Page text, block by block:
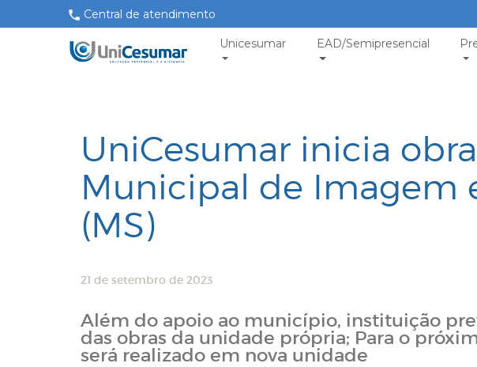
Central de atendimento
Unicesumar EAD/Semipresencial
UniCesumar inicia
Municipal de Imagem
(MS)
21 de setembro de 2023
Além do apoio ao município, instituição
das obras da unidade própria; Para o
será realizado em nova unidade